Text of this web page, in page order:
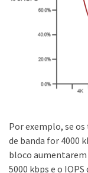
Por exemplo, se
de banda for 4000
bloco aumentarem
5000 kbps e o